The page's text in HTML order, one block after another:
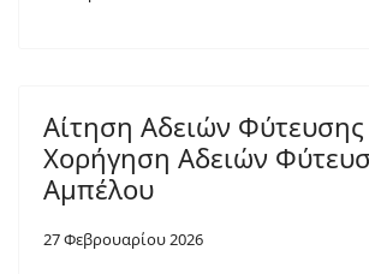
Αίτηση Αδειών
Χορήγηση Αδειών
Αμπέλου
27 Φεβρουαρίου 2026